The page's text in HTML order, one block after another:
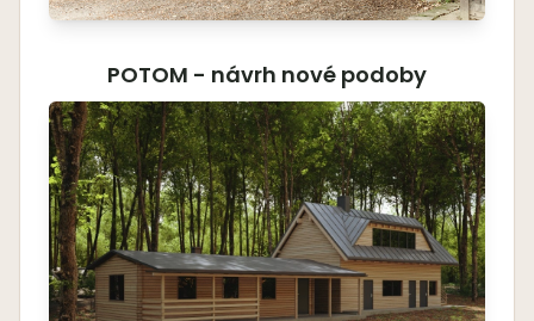
POTOM - návrh nové podoby